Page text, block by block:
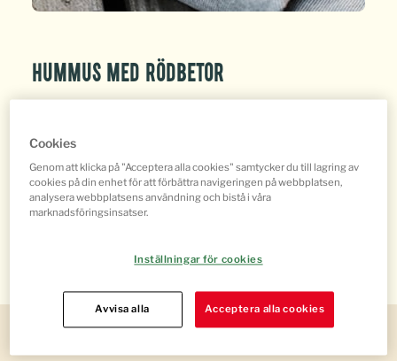
Hummus med rödbetor
Dela
För 4 personer
Cookies
Genom att klicka på "Acceptera alla cookies" samtycker du till lagring av
cookies på din enhet för att förbättra navigeringen på webbplatsen,
analysera webbplatsens användning och bistå i våra
marknadsföringsinsatser.
Inställningar för cookies
Avvisa alla Acceptera alla cookies